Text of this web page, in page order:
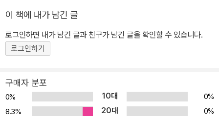
이 책에 내가 남긴 글
로그인하면 내가 남긴 글과 친구가 남긴 글을 확인할 수 있습니다.
로그인하기
구매자 분포
0% 10대
0%
8.3%
20대
0%